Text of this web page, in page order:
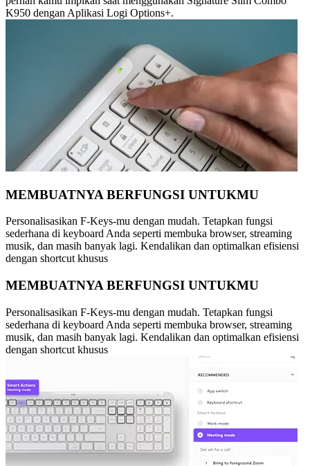
K950 dengan Aplikasi Logi Options+.
MEMBUATNYA BERFUNGSI UNTUKMU
Personalisasikan F-Keys-mu dengan mudah. Tetapkan fungsi
sederhana di keyboard Anda seperti membuka browser, streaming
musik, dan masih banyak lagi. Kendalikan dan optimalkan efisiensi
dengan shortcut khusus
MEMBUATNYA BERFUNGSI UNTUKMU
Personalisasikan F-Keys-mu dengan mudah. Tetapkan fungsi
sederhana di keyboard Anda seperti membuka browser, streaming
musik, dan masih banyak lagi. Kendalikan dan optimalkan efisiensi
dengan shortcut khusus